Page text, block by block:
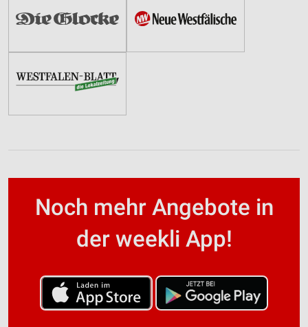
Noch mehr Angebote in
der weekli App!